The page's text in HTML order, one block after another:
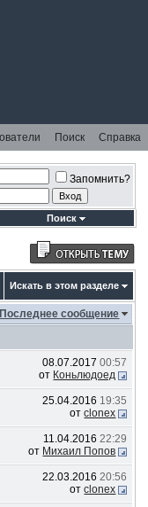
Поиск Справка
Запомнить?
Поиск
Искать в этом разделе
Последнее сообщение
08.07.201700:57
от Коньлюдоед
25.04.2016 19:35
отclonex
11.04.201622:29
от Михаил Попов
22.03.201620:56
отclonex